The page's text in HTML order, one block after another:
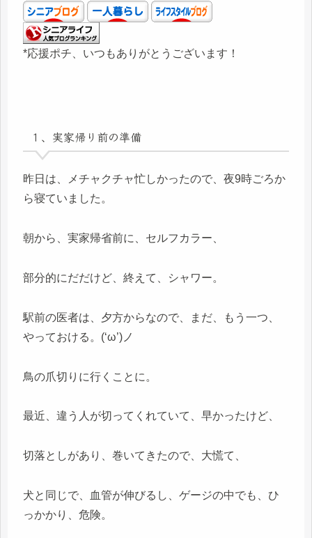
*応援ポチ、いつもありがとうございます！
１、実家帰り前の準備
昨日は、メチャクチャ忙しかったので、夜9時ごろか
ら寝ていました。
朝から、実家帰省前に、セルフカラー、
部分的にだだけど、終えて、シャワー。
駅前の医者は、夕方からなので、まだ、もう一つ、
やっておける。(‘ω’)ノ
鳥の爪切りに行くことに。
最近、違う人が切ってくれていて、早かったけど、
切落としがあり、巻いてきたので、大慌て、
犬と同じで、血管が伸びるし、ゲージの中でも、ひ
っかかり、危険。